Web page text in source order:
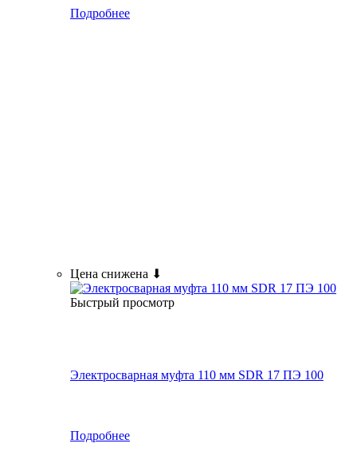
Подробнее
Цена снижена ⬇
Быстрый просмотр
Электросварная муфта 110 мм SDR 17 ПЭ 100
Подробнее